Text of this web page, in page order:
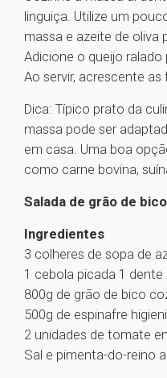
linguiça. Utilize um
massa e azeite de oliva
Adicione o queijo
Ao servir, acrescente
Dica: Típico prato da
massa pode ser
em casa. Uma boa
como carne bovina,
Salada de grão de
Ingredientes
3 colheres de sopa de
1 cebola picada 1
800g de grão de bico
500g de espinafre
2 unidades de tomate
Sal e pimenta-do-reino